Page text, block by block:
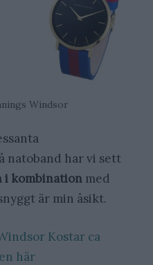
Windsor
natoband har vi sett
i kombination med
är min åsikt.
Kostar ca
här